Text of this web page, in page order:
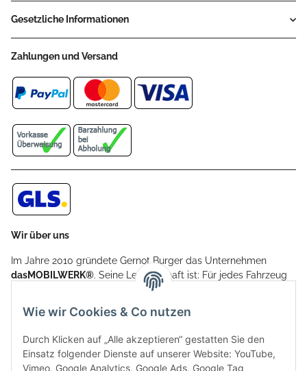
Gesetzliche Informationen
Zahlungen und Versand
Wir über uns
Im Jahre 2010 gründete Gernot Burger das Unternehmen
dasMOBILWERK®. Seine Leidenschaft ist: Für jedes Fahrzeug
ein Car Cover anzubieten - passgenau und individuell.
Aufgrund der vielen positiven Kundenrückmeldungen kamen
weitere Produkte, wie Reifenschuhe, Hardtopständer hinzu.
Seine Reifenschoner werden in Deutschland produziert und
sind mit hochwertigen Techniken und Materialien gefertigt.
Wie wir Cookies & Co nutzen
Durch Klicken auf „Alle akzeptieren“ gestatten Sie den
Einsatz folgender Dienste auf unserer Website: YouTube,
Vimeo, Google Analytics, Google Ads, Google Tag